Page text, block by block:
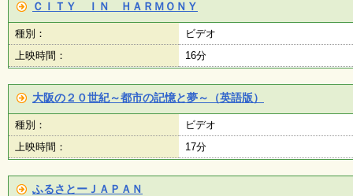
ＣＩＴＹ ＩＮ ＨＡＲＭＯＮＹ
種別：
ビデオ
上映時間：
16分
大阪の２０世紀～都市の記憶と夢～（英語版）
種別：
ビデオ
上映時間：
17分
ふるさとーＪＡＰＡＮ